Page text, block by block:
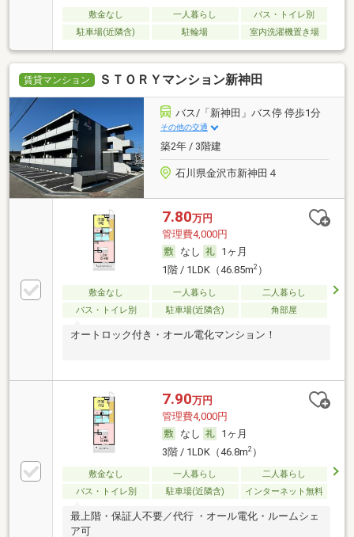
敷金なし 一人暮らし
バス・トイレ別
駐車場(近隣含)
駐輪場 室内洗濯機置き場
賃貸マンション ＳＴＯＲＹマンション新神田
バス/「新神田」バス停 停歩1分
その他の交通
築2年 / 3階建
石川県金沢市新神田４
7.80万円
管理費4,000円
なし
1ヶ月
1階 / 1LDK（46.85m2）
敷金なし 一人暮らし
二人暮らし
バス・トイレ別
駐車場(近隣含) 角部屋
オートロック付き・オール電化マンション！
7.90万円
管理費4,000円
なし
1ヶ月
3階 / 1LDK（46.8m2）
敷金なし 一人暮らし
二人暮らし
バス・トイレ別
駐車場(近隣含) インターネット無料
最上階・保証人不要／代行 ・オール電化・ルームシェ
ア可